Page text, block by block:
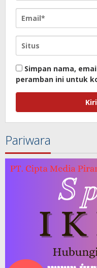
Simpan nama,
peramban ini untuk
Pariwara